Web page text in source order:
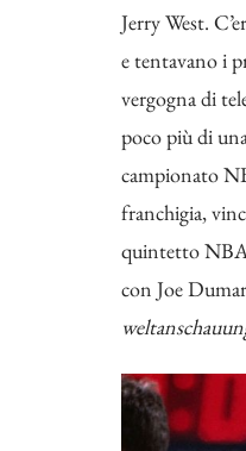
Jerry West.
e tentavano i
vergogna di
poco più di
campionato
franchigia,
quintetto
con Joe